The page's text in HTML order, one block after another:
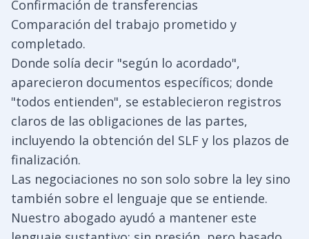
Confirmación de transferencias
Comparación del trabajo prometido y
completado.
Donde solía decir "según lo acordado",
aparecieron documentos específicos; donde
"todos entienden", se establecieron registros
claros de las obligaciones de las partes,
incluyendo la obtención del SLF y los plazos de
finalización.
Las negociaciones no son solo sobre la ley sino
también sobre el lenguaje que se entiende.
Nuestro abogado ayudó a mantener este